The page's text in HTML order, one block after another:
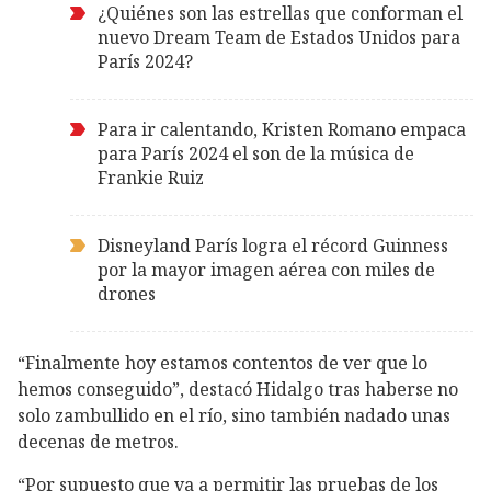
¿Quiénes son las estrellas que conforman el
nuevo Dream Team de Estados Unidos para
París 2024?
Para ir calentando, Kristen Romano empaca
para París 2024 el son de la música de
Frankie Ruiz
Disneyland París logra el récord Guinness
por la mayor imagen aérea con miles de
drones
“Finalmente hoy estamos contentos de ver que lo
hemos conseguido”, destacó Hidalgo tras haberse no
solo zambullido en el río, sino también nadado unas
decenas de metros.
“Por supuesto que va a permitir las pruebas de los